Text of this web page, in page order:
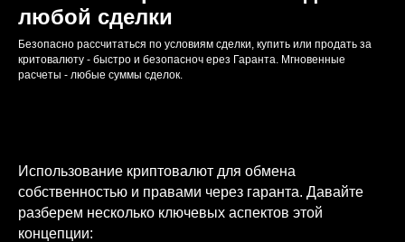
любой сделки
Безопасно рассчитаться по условиям сделки, купить или продать за
критовалюту - быстро и безопасноч ерез Гаранта. Мгновенные
расчеты - любые суммы сделок.
Использование криптовалют для обмена
собственностью и правами через гаранта. Давайте
разберем несколько ключевых аспектов этой
концепции: